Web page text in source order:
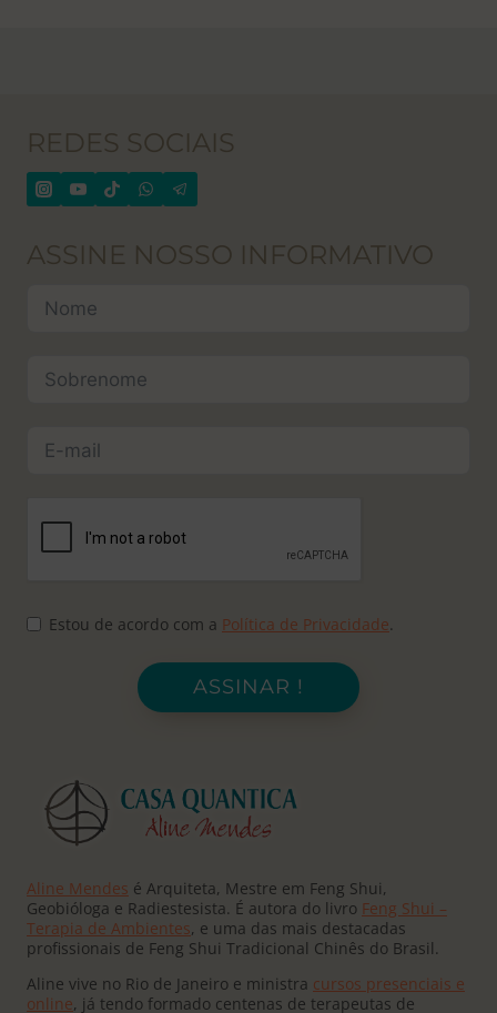
REDES SOCIAIS
ASSINE NOSSO INFORMATIVO
Estou de acordo com a Política de Privacidade.
ASSINAR !
Aline Mendes é Arquiteta, Mestre em Feng Shui,
Geobióloga e Radiestesista. É autora do livro Feng Shui –
Terapia de Ambientes, e uma das mais destacadas
profissionais de Feng Shui Tradicional Chinês do Brasil.
Aline vive no Rio de Janeiro e ministra cursos presenciais e
online, já tendo formado centenas de terapeutas de